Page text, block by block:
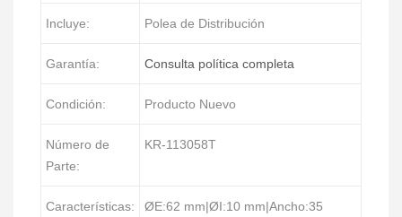
Incluye: Polea de Distribución
Garantía: Consulta política completa
Condición: Producto Nuevo
Número de
Parte:
KR-113058T
Características:
ØE:62 mm|ØI:10 mm|Ancho:35